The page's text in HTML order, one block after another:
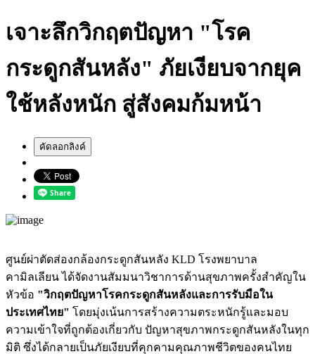
เจาะลึกวิกฤตปัญหา "โรค
กระดูกสันหลัง" ภัยเงียบจากยุค
ใช้หลังหนัก สู่สังคมก้มหน้า
คัดลอกลิงค์
ศูนย์ผ่าตัดส่องกล้องกระดูกสันหลัง KLD โรงพยาบาล
คามิลเลียน ได้จัดงานสัมมนาวิชาการด้านสุขภาพครั้งสำคัญใน
หัวข้อ "วิกฤตปัญหาโรคกระดูกสันหลังและการรับมือใน
ประเทศไทย" โดยมุ่งเน้นการสร้างความตระหนักรู้และมอบ
ความเข้าใจที่ถูกต้องเกี่ยวกับ ปัญหาสุขภาพกระดูกสันหลังในทุก
มิติ ซึ่งได้กลายเป็นภัยเงียบที่คุกคามคุณภาพชีวิตของคนไทย